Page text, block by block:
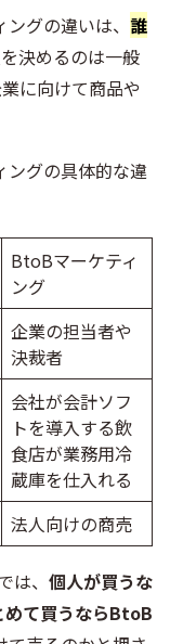
グの違いは、 誰
決めるのは一般
に向けて商品や
グの具体的な違
BtoBマーケティ
ング
企業の担当者や
決裁者
会社が会計ソフ
トを導入する飲
食店が業務用冷
蔵庫を仕入れる
法人向けの商売
、 個人が買うな
めて買うならBtoB